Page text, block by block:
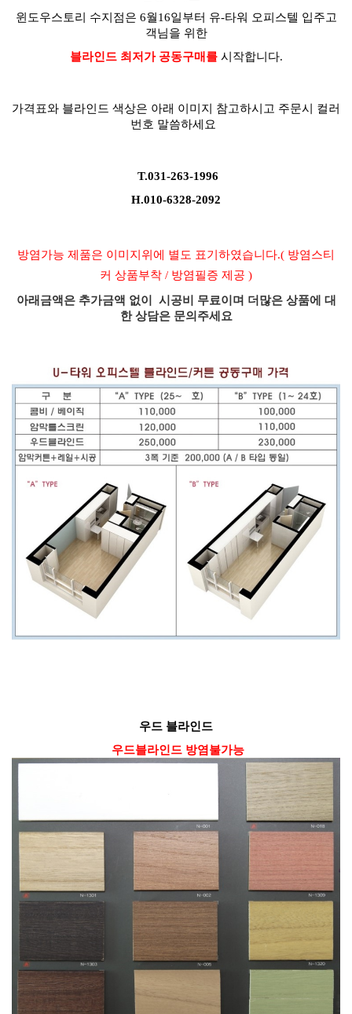
윈도우스토리 수지점은 6월16일부터 유-타워 오피스텔 입주고
객님을 위한
블라인드 최저가 공동구매 를 시작합니다.
가격표와 블라인드 색상은 아래 이미지 참고하시고 주문시 컬러
번호 말씀하세요
T.031-263-1996
H.010-6328-2092
방염가능 제품은 이미지위에 별도 표기하였습니다.( 방염스티
커 상품부착 / 방염필증 제공 )
아래금액은 추가금액 없이 시공비 무료이며 더많은 상품에 대
한 상담은 문의주세요
우드 블라인드
우드블라인드 방염불가능